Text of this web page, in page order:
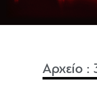
Αρχείο :